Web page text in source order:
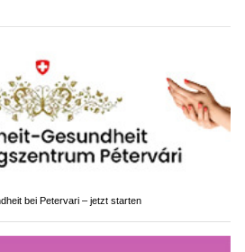
bei Petervari – jetzt starten